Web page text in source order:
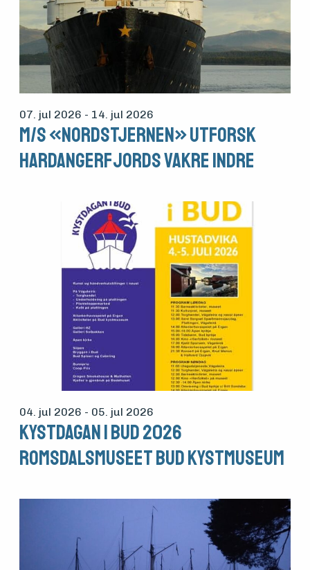
07. jul 2026 - 14. jul 2026
M/S «Nordstjernen» Utforsk
Hardangerfjords vakre indre
04. jul 2026 - 05. jul 2026
Kystdagan i Bud 2026
Romsdalsmuseet Bud Kystmuseum